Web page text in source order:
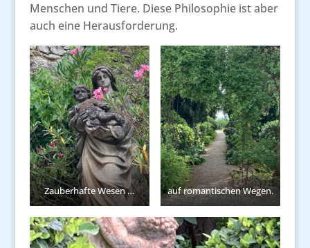
Menschen und Tiere. Diese Philosophie ist aber
auch eine Herausforderung.
Zauberhafte Wesen … auf romantischen Wegen.